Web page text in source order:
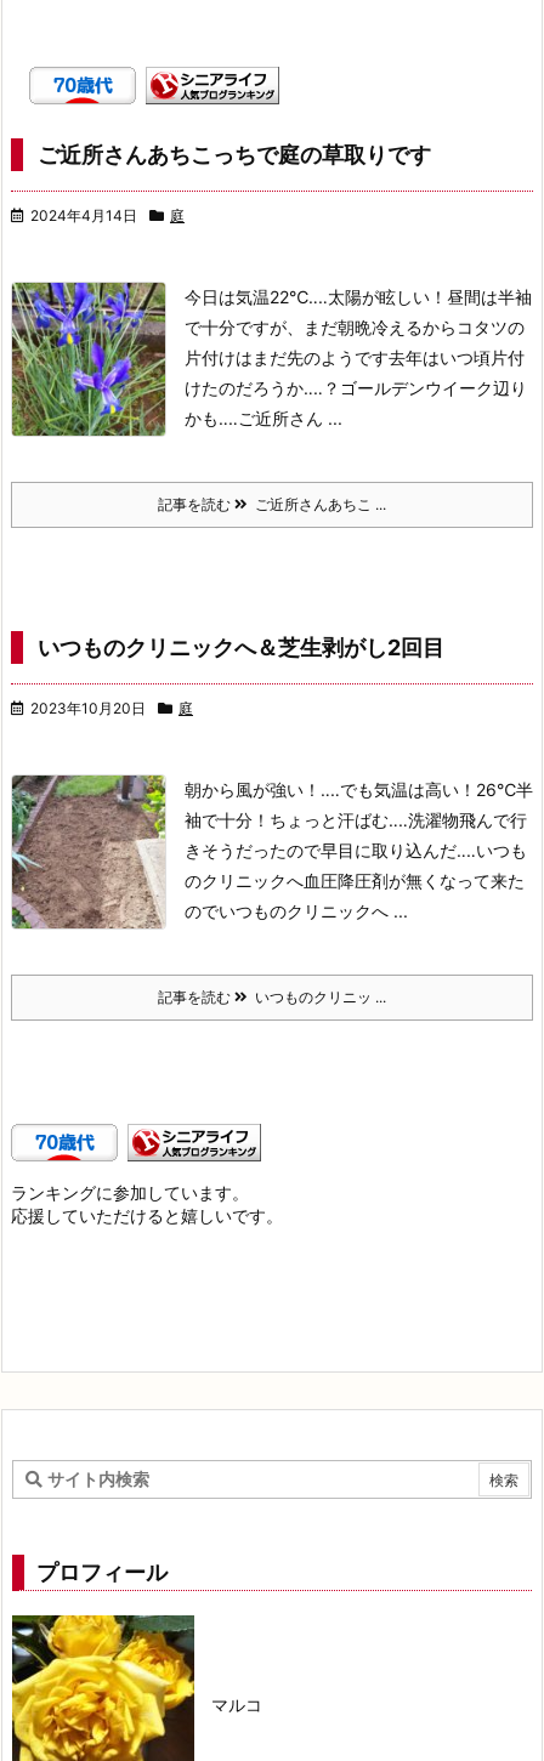
ご近所さんあちこっちで庭の草取りです
2024年4月14日 庭
今日は気温22℃‥‥太陽が眩しい！ 昼間は半袖
で十分ですが、まだ朝晩冷えるからコタツの
片付けはまだ先のようです去年はいつ頃片付
けたのだろうか‥‥？ ゴールデンウイーク辺り
かも‥‥ご近所さん ...
記事を読む ご近所さんあちこ ...
いつものクリニックへ＆芝生剥がし2回目
2023年10月20日 庭
朝から風が強い！‥‥でも気温は高い！26℃半
袖で十分！ ちょっと汗ばむ‥‥洗濯物飛んで行
きそうだったので早目に取り込んだ‥‥いつも
のクリニックへ血圧降圧剤が無くなって来た
のでいつものクリニックへ ...
記事を読む いつものクリニッ ...
ランキングに参加しています。
応援していただけると嬉しいです。
プロフィール
マルコ